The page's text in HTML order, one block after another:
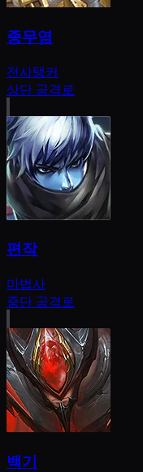
종무염
전사탱커
상단 공격로
편작
마법사
중단 공격로
백기